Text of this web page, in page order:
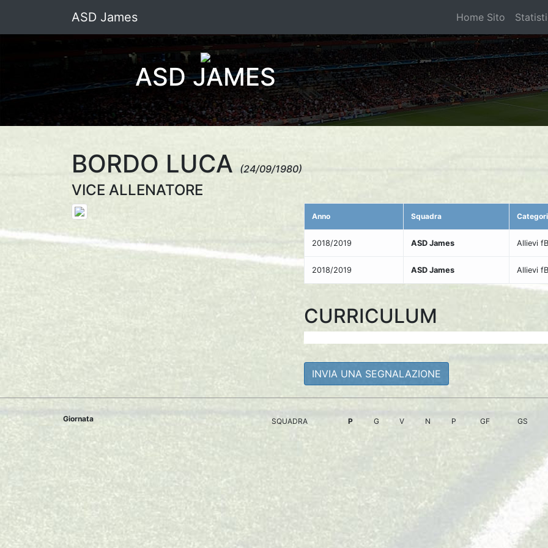
ASD James Home Sito
ASD JAMES
BORDO LUCA (24/09/1980)
VICE ALLENATORE
Anno Squadra
2018/2019 ASD James Allievi
2018/2019 ASD James Allievi
CURRICULUM
INVIA UNA SEGNALAZIONE
Giornata SQUADRA P G V N P GF GS